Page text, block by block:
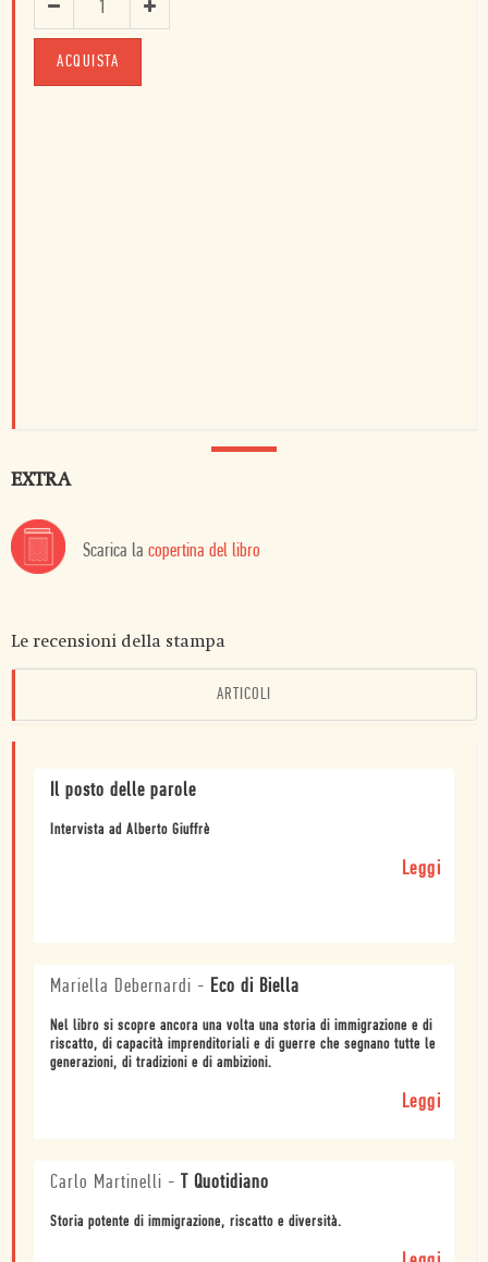
ACQUISTA
EXTRA
Scarica la copertina del libro
Le recensioni della stampa
ARTICOLI
Il posto delle parole
Intervista ad Alberto Giuffrè
Leggi
Mariella Debernardi - Eco di Biella
Nel libro si scopre ancora una volta una storia di immigrazione e di
riscatto, di capacità imprenditoriali e di guerre che segnano tutte le
generazioni, di tradizioni e di ambizioni.
Leggi
Carlo Martinelli - T Quotidiano
Storia potente di immigrazione, riscatto e diversità.